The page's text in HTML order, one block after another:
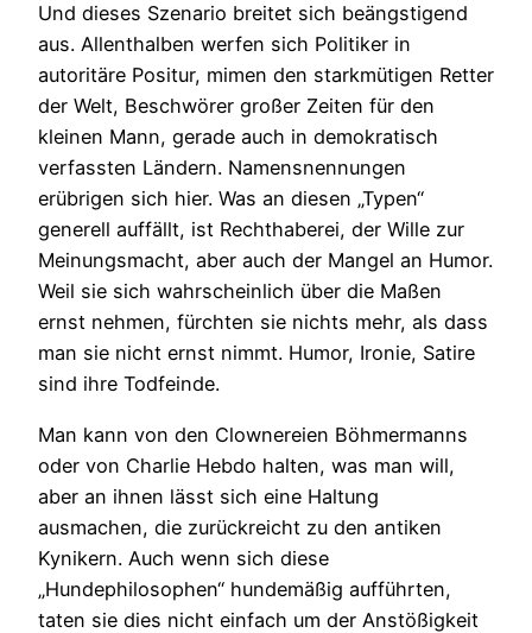
Und dieses Szenario breitet sich beängstigend
aus. Allenthalben werfen sich Politiker in
autoritäre Positur, mimen den starkmütigen Retter
der Welt, Beschwörer großer Zeiten für den
kleinen Mann, gerade auch in demokratisch
verfassten Ländern. Namensnennungen
erübrigen sich hier. Was an diesen „Typen“
generell auffällt, ist Rechthaberei, der Wille zur
Meinungsmacht, aber auch der Mangel an Humor.
Weil sie sich wahrscheinlich über die Maßen
ernst nehmen, fürchten sie nichts mehr, als dass
man sie nicht ernst nimmt. Humor, Ironie, Satire
sind ihre Todfeinde.
Man kann von den Clownereien Böhmermanns
oder von Charlie Hebdo halten, was man will,
aber an ihnen lässt sich eine Haltung
ausmachen, die zurückreicht zu den antiken
Kynikern. Auch wenn sich diese
„Hundephilosophen“ hundemäßig aufführten,
taten sie dies nicht einfach um der Anstößigkeit